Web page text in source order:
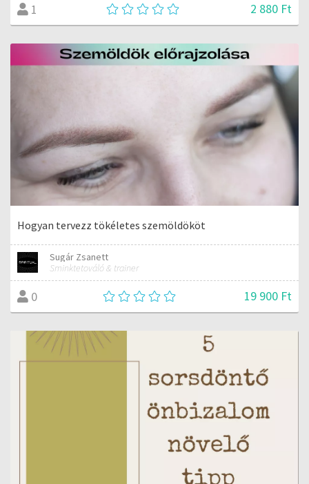
1 2 880 Ft
Hogyan tervezz tökéletes szemöldököt
Sugár Zsanett
Sminktetováló & trainer
0 19 900 Ft